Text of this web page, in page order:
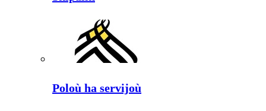
Poloù ha servijoù